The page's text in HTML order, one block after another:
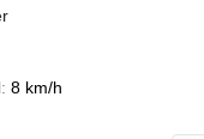
8 km/h